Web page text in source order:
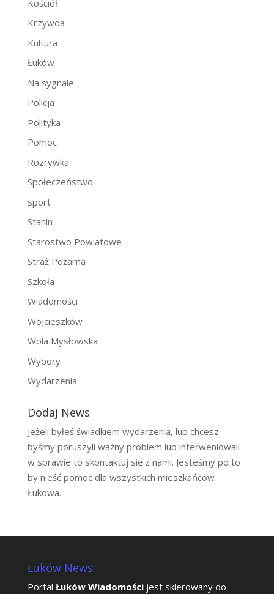
Kościół
Krzywda
Kultura
Łuków
Na sygnale
Policja
Polityka
Pomoc
Rozrywka
Społeczeństwo
sport
Stanin
Starostwo Powiatowe
Straż Pożarna
Szkoła
Wiadomości
Wojcieszków
Wola Mysłowska
Wybory
Wydarzenia
Dodaj News
Jeżeli byłeś świadkiem wydarzenia, lub chcesz
byśmy poruszyli ważny problem lub interweniowali
w sprawie to skontaktuj się z nami. Jesteśmy po to
by nieść pomoc dla wszystkich mieszkańców
Łukowa.
Łuków News
Portal Łuków Wiadomościjest skierowany do